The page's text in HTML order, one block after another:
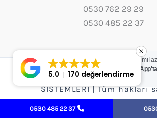
0530 762 29 29
0530 485 22 37
Copyright © 2026 Değişim
SİSTEMLERİ | Tüm hakları
0530 485 22 37
Yardım mı
yazın.
5.0 170 değerlendirme